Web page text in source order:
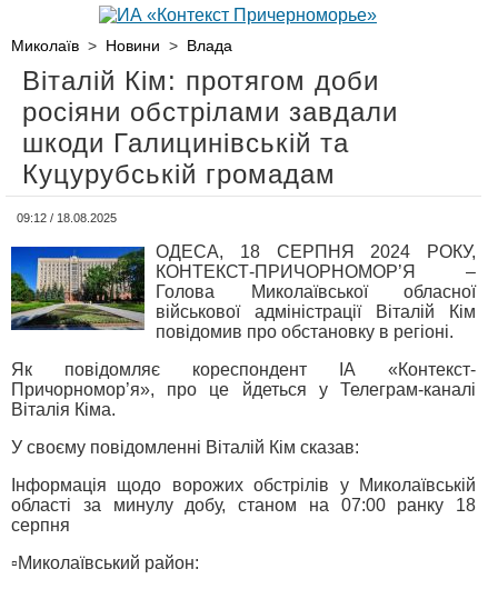
Миколаїв > Новини > Влада
Віталій Кім: протягом доби
росіяни обстрілами завдали
шкоди Галицинівській та
Куцурубській громадам
09:12 / 18.08.2025
ОДЕСА, 18 СЕРПНЯ 2024 РОКУ,
КОНТЕКСТ-ПРИЧОРНОМОР’Я –
Голова Миколаївської обласної
військової адміністрації Віталій Кім
повідомив про обстановку в регіоні.
Як повідомляє кореспондент ІА «Контекст-
Причорномор’я», про це йдеться у Телеграм-каналі
Віталія Кіма.
У своєму повідомленні Віталій Кім сказав:
Інформація щодо ворожих обстрілів у Миколаївській
області за минулу добу, станом на 07:00 ранку 18
серпня
▫️Миколаївський район: